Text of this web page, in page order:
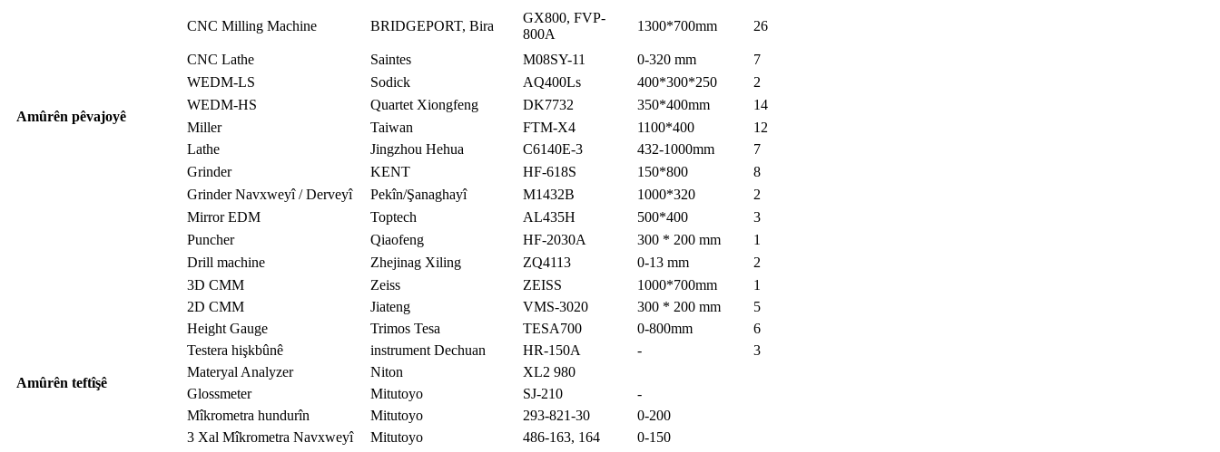
Amûrên pêvajoyê
CNC Milling Machine BRIDGEPORT, Bira
GX800, FVP-
800A
1300*700mm 26
CNC Lathe Saintes M08SY-11 0-320 mm
7
WEDM-LS
Sodick AQ400Ls 400*300*250
2
WEDM-HS
Quartet Xiongfeng DK7732 350*400mm
14
Miller
Taiwan FTM-X4 1100*400
12
Lathe
Jingzhou Hehua C6140E-3 432-1000mm
7
Grinder
KENT HF-618S 150*800
8
Grinder Navxweyî / Derveyî
Pekîn/Şanaghayî M1432B 1000*320
2
Mirror EDM
Toptech AL435H 500*400
3
Puncher
Qiaofeng HF-2030A 300 * 200 mm
1
Drill machine
Zhejinag Xiling ZQ4113 0-13 mm 2
Amûrên teftîşê
3D CMM Zeiss ZEISS 1000*700mm
1
2D CMM
Jiateng VMS-3020 300 * 200 mm
5
Height Gauge
Trimos Tesa TESA700 0-800mm
6
Testera hişkbûnê
instrument Dechuan HR-150A -
3
Materyal Analyzer
Niton
XL2 980
Glossmeter
Mitutoyo SJ-210
-
Mîkrometra hundurîn
Mitutoyo 293-821-30
0-200
3 Xal Mîkrometra Navxweyî
Mitutoyo 486-163, 164
0-150